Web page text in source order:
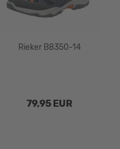
Rieker B8350-14
79,95 EUR